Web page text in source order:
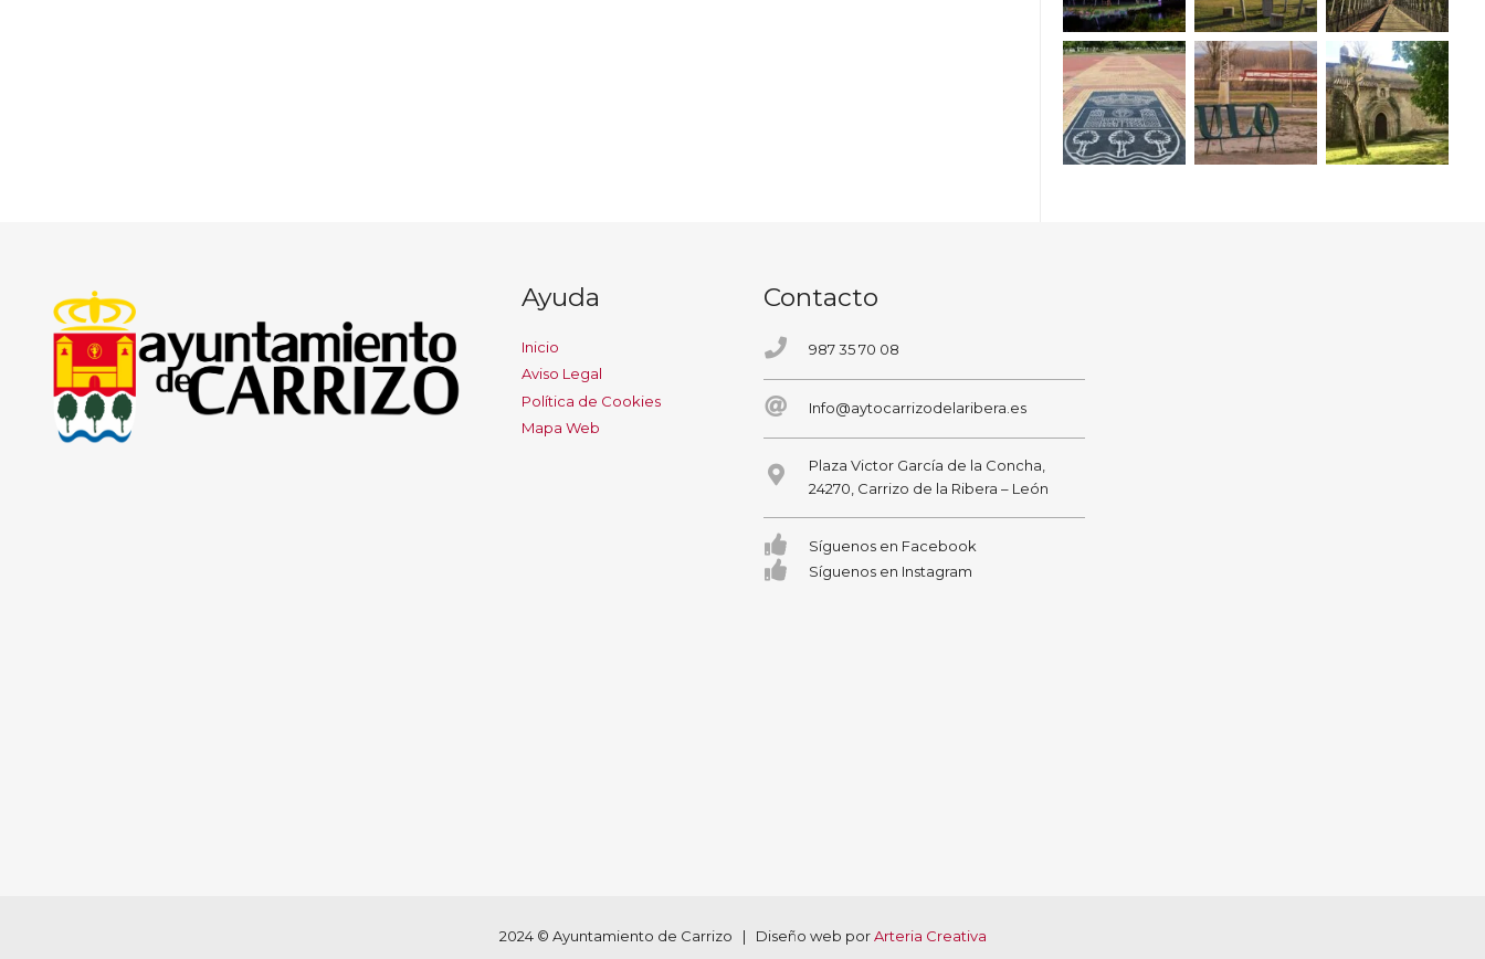
Ayuda
Inicio
Aviso Legal
Política de Cookies
Mapa Web
Contacto
987 35 70 08
Info@aytocarrizodelaribera.es
Plaza Victor García de la Concha,
24270, Carrizo de la Ribera – León
Síguenos en Facebook
Síguenos en Instagram
2024 © Ayuntamiento de Carrizo | Diseño web porArteria Creativa